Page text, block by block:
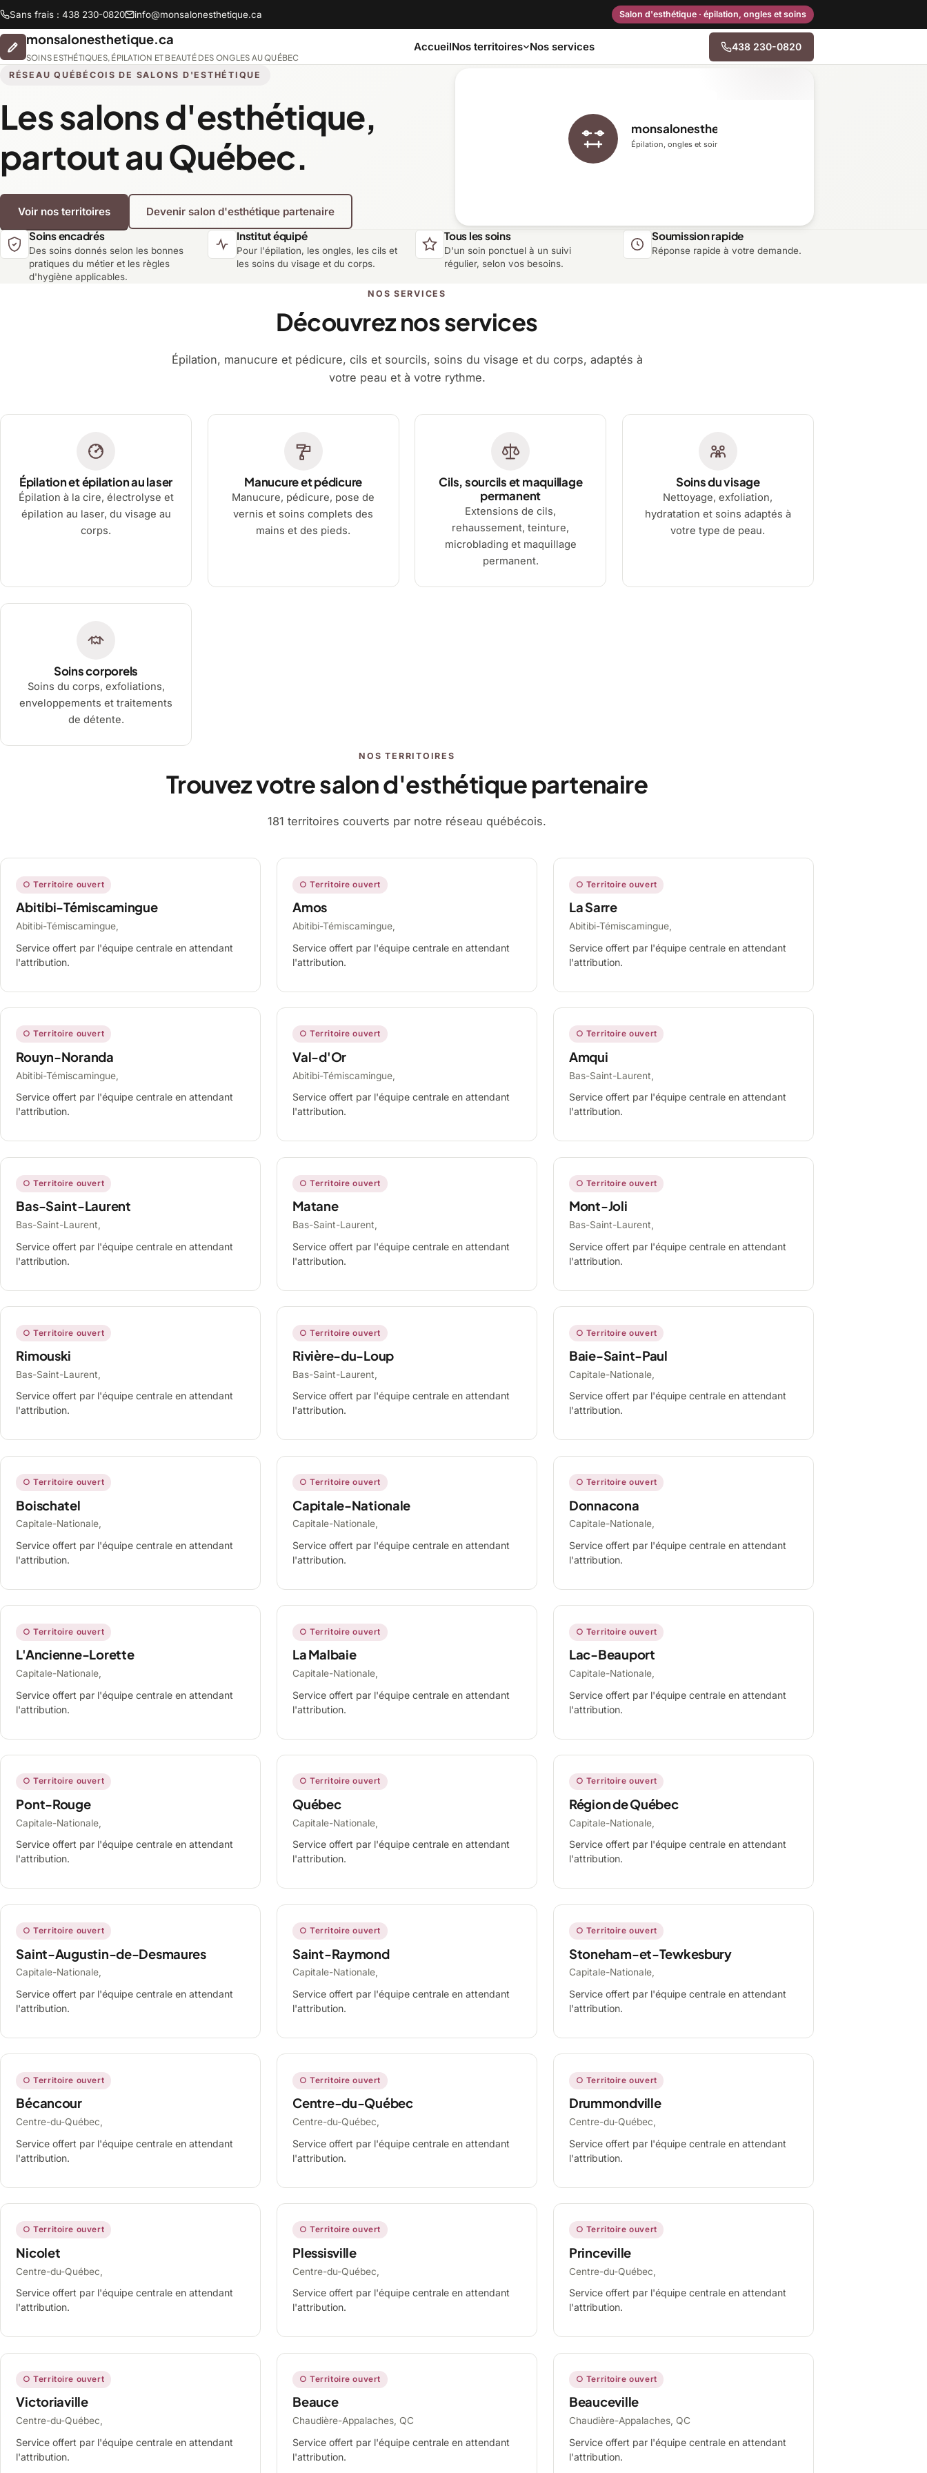
Sans frais : 438 230-0820 info@monsalonesthetique.ca Salon d'esthétique · épilation, ongles et soins
monsalonesthetique.ca
SOINS ESTHÉTIQUES, ÉPILATION ET BEAUTÉ DES ONGLES AU QUÉBEC
AccueilNos territoires
Bas-Saint-Laurent Capitale-Nationale Centre-du-Québec
Lanaudière Laurentides Laval Mauricie
Montérégie Nord-du-Québec
Nos services 438 230-0820
RÉSEAU QUÉBÉCOIS DE SALONS D'ESTHÉTIQUE
Les salons d'esthétique,
partout au Québec.
Voir nos territoires Devenir salon d'esthétique partenaire
monsalonesthetique.ca
Épilation, ongles et soins du visage
Soins encadrés
Des soins donnés selon les bonnes
pratiques du métier et les règles
d'hygiène applicables.
Institut équipé
Pour l'épilation, les ongles, les cils et
les soins du visage et du corps.
Tous les soins
D'un soin ponctuel à un suivi
régulier, selon vos besoins.
Soumission rapide
Réponse rapide à votre demande.
NOS SERVICES
Découvrez nos services
Épilation, manucure et pédicure, cils et sourcils, soins du visage et du corps, adaptés à
votre peau et à votre rythme.
Épilation et épilation au laser
Épilation à la cire, électrolyse et
épilation au laser, du visage au
corps.
Manucure et pédicure
Manucure, pédicure, pose de
vernis et soins complets des
mains et des pieds.
Cils, sourcils et maquillage
permanent
Extensions de cils,
rehaussement, teinture,
microblading et maquillage
permanent.
Soins du visage
Nettoyage, exfoliation,
hydratation et soins adaptés à
votre type de peau.
Soins corporels
Soins du corps, exfoliations,
enveloppements et traitements
de détente.
NOS TERRITOIRES
Trouvez votre salon d'esthétique partenaire
181 territoires couverts par notre réseau québécois.
○ Territoire ouvert
Abitibi-Témiscamingue
Abitibi-Témiscamingue,
Service offert par l'équipe centrale en attendant
l'attribution.
○ Territoire ouvert
Amos
Abitibi-Témiscamingue,
Service offert par l'équipe centrale en attendant
l'attribution.
○ Territoire ouvert
La Sarre
Abitibi-Témiscamingue,
Service offert par l'équipe centrale en attendant
l'attribution.
○ Territoire ouvert
Rouyn-Noranda
Abitibi-Témiscamingue,
Service offert par l'équipe centrale en attendant
l'attribution.
○ Territoire ouvert
Val-d'Or
Abitibi-Témiscamingue,
Service offert par l'équipe centrale en attendant
l'attribution.
○ Territoire ouvert
Amqui
Bas-Saint-Laurent,
Service offert par l'équipe centrale en attendant
l'attribution.
○ Territoire ouvert
Bas-Saint-Laurent
Bas-Saint-Laurent,
Service offert par l'équipe centrale en attendant
l'attribution.
○ Territoire ouvert
Matane
Bas-Saint-Laurent,
Service offert par l'équipe centrale en attendant
l'attribution.
○ Territoire ouvert
Mont-Joli
Bas-Saint-Laurent,
Service offert par l'équipe centrale en attendant
l'attribution.
○ Territoire ouvert
Rimouski
Bas-Saint-Laurent,
Service offert par l'équipe centrale en attendant
l'attribution.
○ Territoire ouvert
Rivière-du-Loup
Bas-Saint-Laurent,
Service offert par l'équipe centrale en attendant
l'attribution.
○ Territoire ouvert
Baie-Saint-Paul
Capitale-Nationale,
Service offert par l'équipe centrale en attendant
l'attribution.
○ Territoire ouvert
Boischatel
Capitale-Nationale,
Service offert par l'équipe centrale en attendant
l'attribution.
○ Territoire ouvert
Capitale-Nationale
Capitale-Nationale,
Service offert par l'équipe centrale en attendant
l'attribution.
○ Territoire ouvert
Donnacona
Capitale-Nationale,
Service offert par l'équipe centrale en attendant
l'attribution.
○ Territoire ouvert
L'Ancienne-Lorette
Capitale-Nationale,
Service offert par l'équipe centrale en attendant
l'attribution.
○ Territoire ouvert
La Malbaie
Capitale-Nationale,
Service offert par l'équipe centrale en attendant
l'attribution.
○ Territoire ouvert
Lac-Beauport
Capitale-Nationale,
Service offert par l'équipe centrale en attendant
l'attribution.
○ Territoire ouvert
Pont-Rouge
Capitale-Nationale,
Service offert par l'équipe centrale en attendant
l'attribution.
○ Territoire ouvert
Québec
Capitale-Nationale,
Service offert par l'équipe centrale en attendant
l'attribution.
○ Territoire ouvert
Région de Québec
Capitale-Nationale,
Service offert par l'équipe centrale en attendant
l'attribution.
○ Territoire ouvert
Saint-Augustin-de-Desmaures
Capitale-Nationale,
Service offert par l'équipe centrale en attendant
l'attribution.
○ Territoire ouvert
Saint-Raymond
Capitale-Nationale,
Service offert par l'équipe centrale en attendant
l'attribution.
○ Territoire ouvert
Stoneham-et-Tewkesbury
Capitale-Nationale,
Service offert par l'équipe centrale en attendant
l'attribution.
○ Territoire ouvert
Bécancour
Centre-du-Québec,
Service offert par l'équipe centrale en attendant
l'attribution.
○ Territoire ouvert
Centre-du-Québec
Centre-du-Québec,
Service offert par l'équipe centrale en attendant
l'attribution.
○ Territoire ouvert
Drummondville
Centre-du-Québec,
Service offert par l'équipe centrale en attendant
l'attribution.
○ Territoire ouvert
Nicolet
Centre-du-Québec,
Service offert par l'équipe centrale en attendant
l'attribution.
○ Territoire ouvert
Plessisville
Centre-du-Québec,
Service offert par l'équipe centrale en attendant
l'attribution.
○ Territoire ouvert
Princeville
Centre-du-Québec,
Service offert par l'équipe centrale en attendant
l'attribution.
○ Territoire ouvert
Victoriaville
Centre-du-Québec,
Service offert par l'équipe centrale en attendant
l'attribution.
○ Territoire ouvert
Beauce
Chaudière-Appalaches, QC
Service offert par l'équipe centrale en attendant
l'attribution.
○ Territoire ouvert
Beauceville
Chaudière-Appalaches, QC
Service offert par l'équipe centrale en attendant
l'attribution.